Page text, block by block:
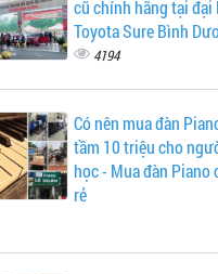
cũ chính hãng tại đại
Toyota Sure Bình
4194
Có nên mua đàn
tầm 10 triệu cho
học - Mua đàn Piano
rẻ